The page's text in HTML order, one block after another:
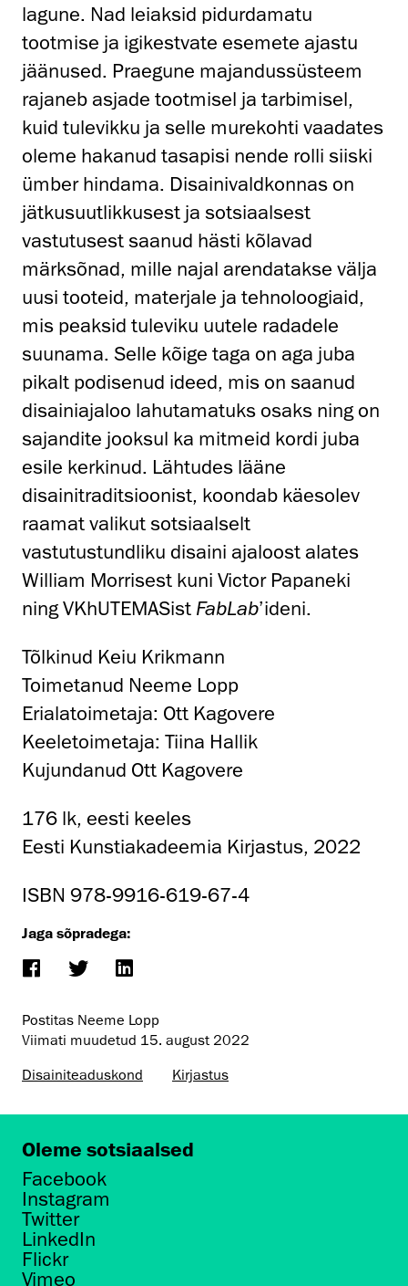
lagune. Nad leiaksid pidurdamatu
tootmise ja igikestvate esemete ajastu
jäänused. Praegune majandussüsteem
rajaneb asjade tootmisel ja tarbimisel,
kuid tulevikku ja selle murekohti vaadates
oleme hakanud tasapisi nende rolli siiski
ümber hindama. Disainivaldkonnas on
jätkusuutlikkusest ja sotsiaalsest
vastutusest saanud hästi kõlavad
märksõnad, mille najal arendatakse välja
uusi tooteid, materjale ja tehnoloogiaid,
mis peaksid tuleviku uutele radadele
suunama. Selle kõige taga on aga juba
pikalt podisenud ideed, mis on saanud
disainiajaloo lahutamatuks osaks ning on
sajandite jooksul ka mitmeid kordi juba
esile kerkinud. Lähtudes lääne
disainitraditsioonist, koondab käesolev
raamat valikut sotsiaalselt
vastutustundliku disaini ajaloost alates
William Morrisest kuni Victor Papaneki
ning VKhUTEMASist FabLab’ideni.
Tõlkinud Keiu Krikmann
Toimetanud Neeme Lopp
Erialatoimetaja: Ott Kagovere
Keeletoimetaja: Tiina Hallik
Kujundanud Ott Kagovere
176 lk, eesti keeles
Eesti Kunstiakadeemia Kirjastus, 2022
ISBN 978-9916-619-67-4
Jaga sõpradega:
Postitas Neeme Lopp
Viimati muudetud 15. august 2022
Disaini­­teaduskond
Kirjastus
Oleme sotsiaalsed
Facebook
Instagram
Twitter
LinkedIn
Flickr
Vimeo